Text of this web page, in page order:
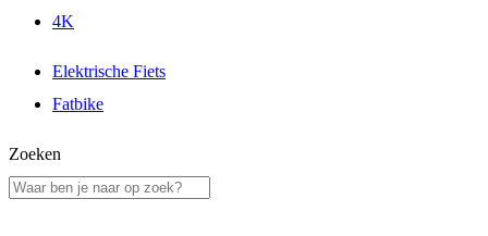
4K
Elektrische Fiets
Fatbike
Zoeken